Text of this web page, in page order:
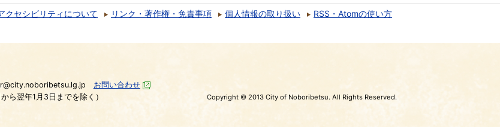
クセシビリティについて リンク・著作権・免責事項 個人情報の取り扱い
RSS・Atomの使い方
お問い合わせ
ら翌年1月3日までを除く）
Copyright © 2013 City of Noboribetsu. All Rights Reserved.